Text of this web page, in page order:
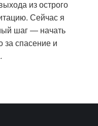
из острого
Сейчас я
шаг — начать
за спасение и